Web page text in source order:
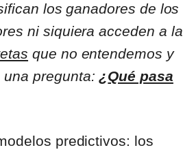
los ganadores de los
ni siquiera acceden a la
que no entendemos y
una pregunta:¿Qué pasa
predictivos: los